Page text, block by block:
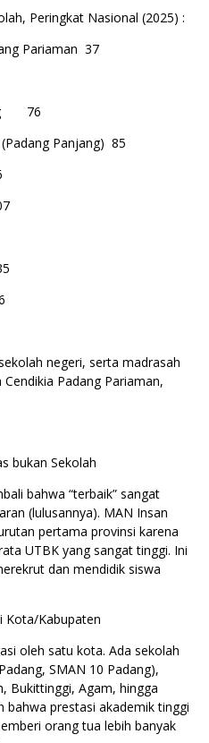
Peringkat Nasional (2025) :
Pariaman 37
76
Panjang) 85
negeri, serta madrasah
Padang Pariaman,
bukan Sekolah
bahwa “terbaik” sangat
(lulusannya). MAN Insan
pertama provinsi karena
UTBK yang sangat tinggi. Ini
dan mendidik siswa
Kota/Kabupaten
oleh satu kota. Ada sekolah
SMAN 10 Padang),
Bukittinggi, Agam, hingga
bahwa prestasi akademik tinggi
orang tua lebih banyak